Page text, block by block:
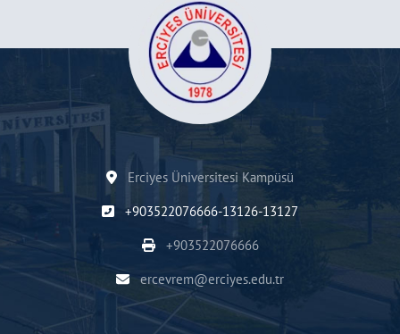
Erciyes Üniversitesi Kampüsü
+903522076666-13126-13127
+903522076666
ercevrem@erciyes.edu.tr